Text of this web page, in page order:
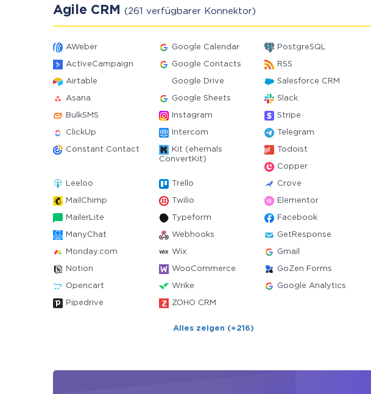
Agile CRM (261 verfügbarer Konnektor)
AWeber Google Calendar PostgreSQL
ActiveCampaign Google Contacts RSS
Airtable Google Drive Salesforce CRM
Asana Google Sheets Slack
BulkSMS Instagram Stripe
ClickUp Intercom Telegram
Constant Contact
Kit (ehemals
ConvertKit)
Todoist
Copper
Leeloo Trello Crove
MailChimp Twilio Elementor
MailerLite Typeform Facebook
ManyChat Webhooks GetResponse
Monday.com Wix Gmail
Notion WooCommerce GoZen Forms
Opencart Wrike Google Analytics
Pipedrive ZOHO CRM
Alles zeigen (+216)